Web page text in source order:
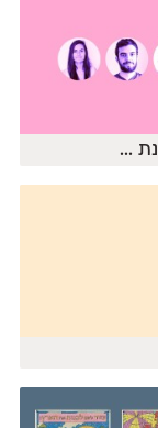
...